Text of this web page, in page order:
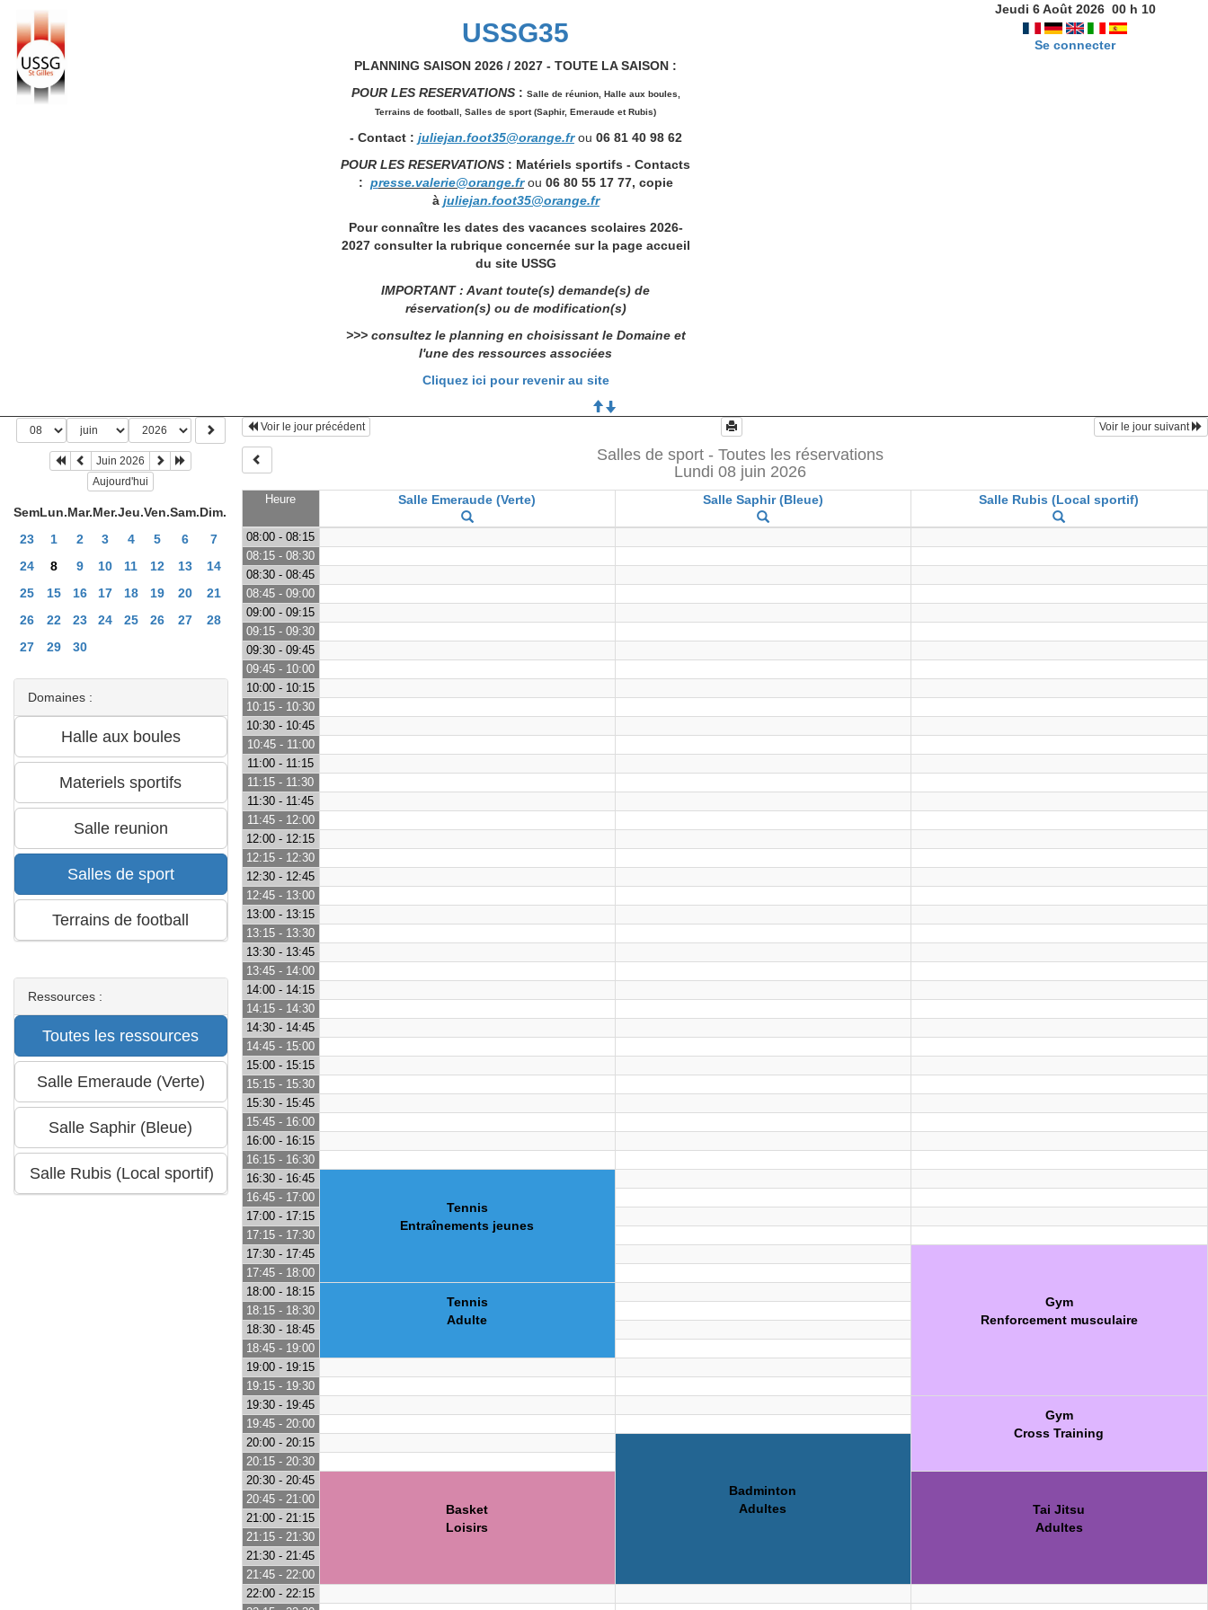
USSG35
PLANNING SAISON 2026 / 2027 - TOUTE LA SAISON :
POUR LES RESERVATIONS: Salle de réunion, Halle aux boules,
Terrains de football, Salles de sport (Saphir, Emeraude et Rubis)
- Contact : juliejan.foot35@orange.frou 06 81 40 98 62
POUR LES RESERVATIONS : Matériels sportifs - Contacts
: presse.valerie@orange.frou 06 80 55 17 77, copie
à juliejan.foot35@orange.fr
Pour connaître les dates des vacances scolaires 2026-
2027 consulter la rubrique concernée sur la page accueil
du site USSG
IMPORTANT : Avant toute(s) demande(s) de
réservation(s) ou de modification(s)
>>> consultez le planning en choisissant le Domaine et
l'une des ressources associées
Cliquez ici pour revenir au site
Jeudi 6 Août 2026 00h 10
Se connecter
Juin 2026
Aujourd'hui
SemLun.Mar.Mer.Jeu.Ven.Sam.Dim.
23
1 2 3 4 5 6
7
24
8 9 10 11 12 13
14
25
15 16 17 18 19 20
21
26
22 23 24 25 26 27
28
27
29 30
Domaines :
Ressources :
Voir le jour précédent Voir le jour suivant
Salles de sport - Toutes les réservations
Lundi 08 juin 2026
Heure Salle Emeraude (Verte) Salle Saphir (Bleue) Salle Rubis (Local sportif)
08:00 - 08:15
08:15 - 08:30
08:30 - 08:45
08:45 - 09:00
09:00 - 09:15
09:15 - 09:30
09:30 - 09:45
09:45 - 10:00
10:00 - 10:15
10:15 - 10:30
10:30 - 10:45
10:45 - 11:00
11:00 - 11:15
11:15 - 11:30
11:30 - 11:45
11:45 - 12:00
12:00 - 12:15
12:15 - 12:30
12:30 - 12:45
12:45 - 13:00
13:00 - 13:15
13:15 - 13:30
13:30 - 13:45
13:45 - 14:00
14:00 - 14:15
14:15 - 14:30
14:30 - 14:45
14:45 - 15:00
15:00 - 15:15
15:15 - 15:30
15:30 - 15:45
15:45 - 16:00
16:00 - 16:15
16:15 - 16:30
16:30 - 16:45
Tennis
Entraînements jeunes
16:45 - 17:00
17:00 - 17:15
17:15 - 17:30
17:30 - 17:45
Gym
Renforcement musculaire
17:45 - 18:00
18:00 - 18:15
Tennis
Adulte
18:15 - 18:30
18:30 - 18:45
18:45 - 19:00
19:00 - 19:15
19:15 - 19:30
19:30 - 19:45
Gym
Cross Training
19:45 - 20:00
20:00 - 20:15
Badminton
Adultes
20:15 - 20:30
20:30 - 20:45
Basket
Loisirs
Tai Jitsu
Adultes
20:45 - 21:00
21:00 - 21:15
21:15 - 21:30
21:30 - 21:45
21:45 - 22:00
22:00 - 22:15